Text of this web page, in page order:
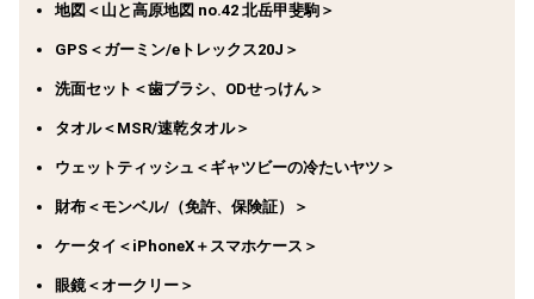
地図＜山と高原地図 no.42 北岳甲斐駒＞
GPS＜ガーミン/eトレックス20J＞
洗面セット＜歯ブラシ、ODせっけん＞
タオル＜MSR/速乾タオル＞
ウェットティッシュ＜ギャツビーの冷たいヤツ＞
財布＜モンベル/（免許、保険証）＞
ケータイ＜iPhoneX＋スマホケース＞
眼鏡＜オークリー＞